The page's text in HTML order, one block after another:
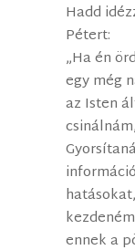
Hadd
Pétert:
„Ha én
egy még
az Isten
ennek a